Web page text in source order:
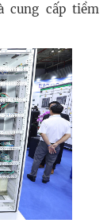
cung cấp tiềm